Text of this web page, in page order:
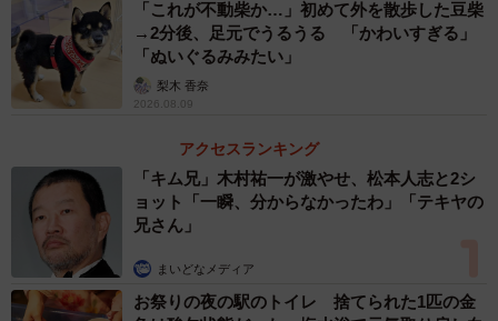
「これが不動柴か…」初めて外を散歩した豆柴
→2分後、足元でうるうる 「かわいすぎる」
「ぬいぐるみみたい」
梨木 香奈
2026.08.09
アクセスランキング
「キム兄」木村祐一が激やせ、松本人志と2シ
ョット「一瞬、分からなかったわ」「テキヤの
兄さん」
まいどなメディア
お祭りの夜の駅のトイレ 捨てられた1匹の金